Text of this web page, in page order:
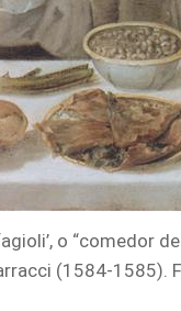
o “comedor
(1584-1585).